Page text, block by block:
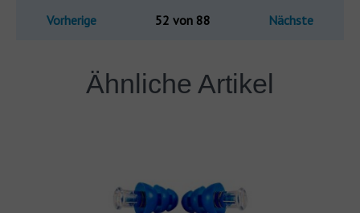
Vorherige 52 von 88 Nächste
Ähnliche Artikel